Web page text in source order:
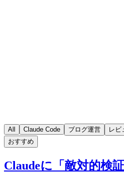
All Claude Code ブログ運営 レビ
おすすめ
Claudeに「敵対的検